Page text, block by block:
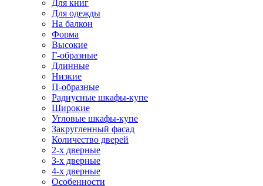
Для книг
Для одежды
На балкон
Форма
Высокие
Г-образные
Длинные
Низкие
П-образные
Радиусные шкафы-купе
Широкие
Угловые шкафы-купе
Закругленный фасад
Количество дверей
2-х дверные
3-х дверные
4-х дверные
Особенности